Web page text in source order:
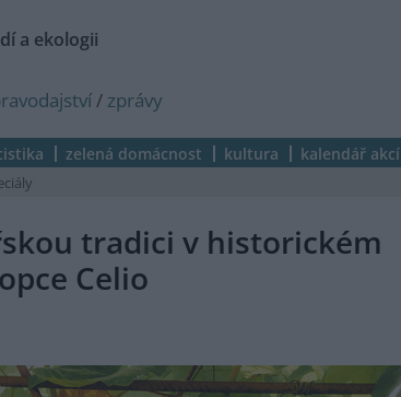
a ekologii
/ zprávy
zelená domácnost kultura kalendář akcí
tradici v historickém
Celio